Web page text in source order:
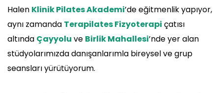
Halen Klinik Pilates Akademi’de eğitmenlik yapıyor,
aynı zamanda Terapilates Fizyoterapi çatısı
altında Çayyolu ve Birlik Mahallesi’nde yer alan
stüdyolarımızda danışanlarımla bireysel ve grup
seansları yürütüyorum.